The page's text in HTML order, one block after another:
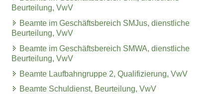
Beurteilung, VwV
Beamte im Geschäftsbereich SMJus, dienstliche
Beurteilung, VwV
Beamte im Geschäftsbereich SMWA, dienstliche
Beurteilung, VwV
Beamte Laufbahngruppe 2, Qualifizierung, VwV
Beamte Schuldienst, Beurteilung, VwV